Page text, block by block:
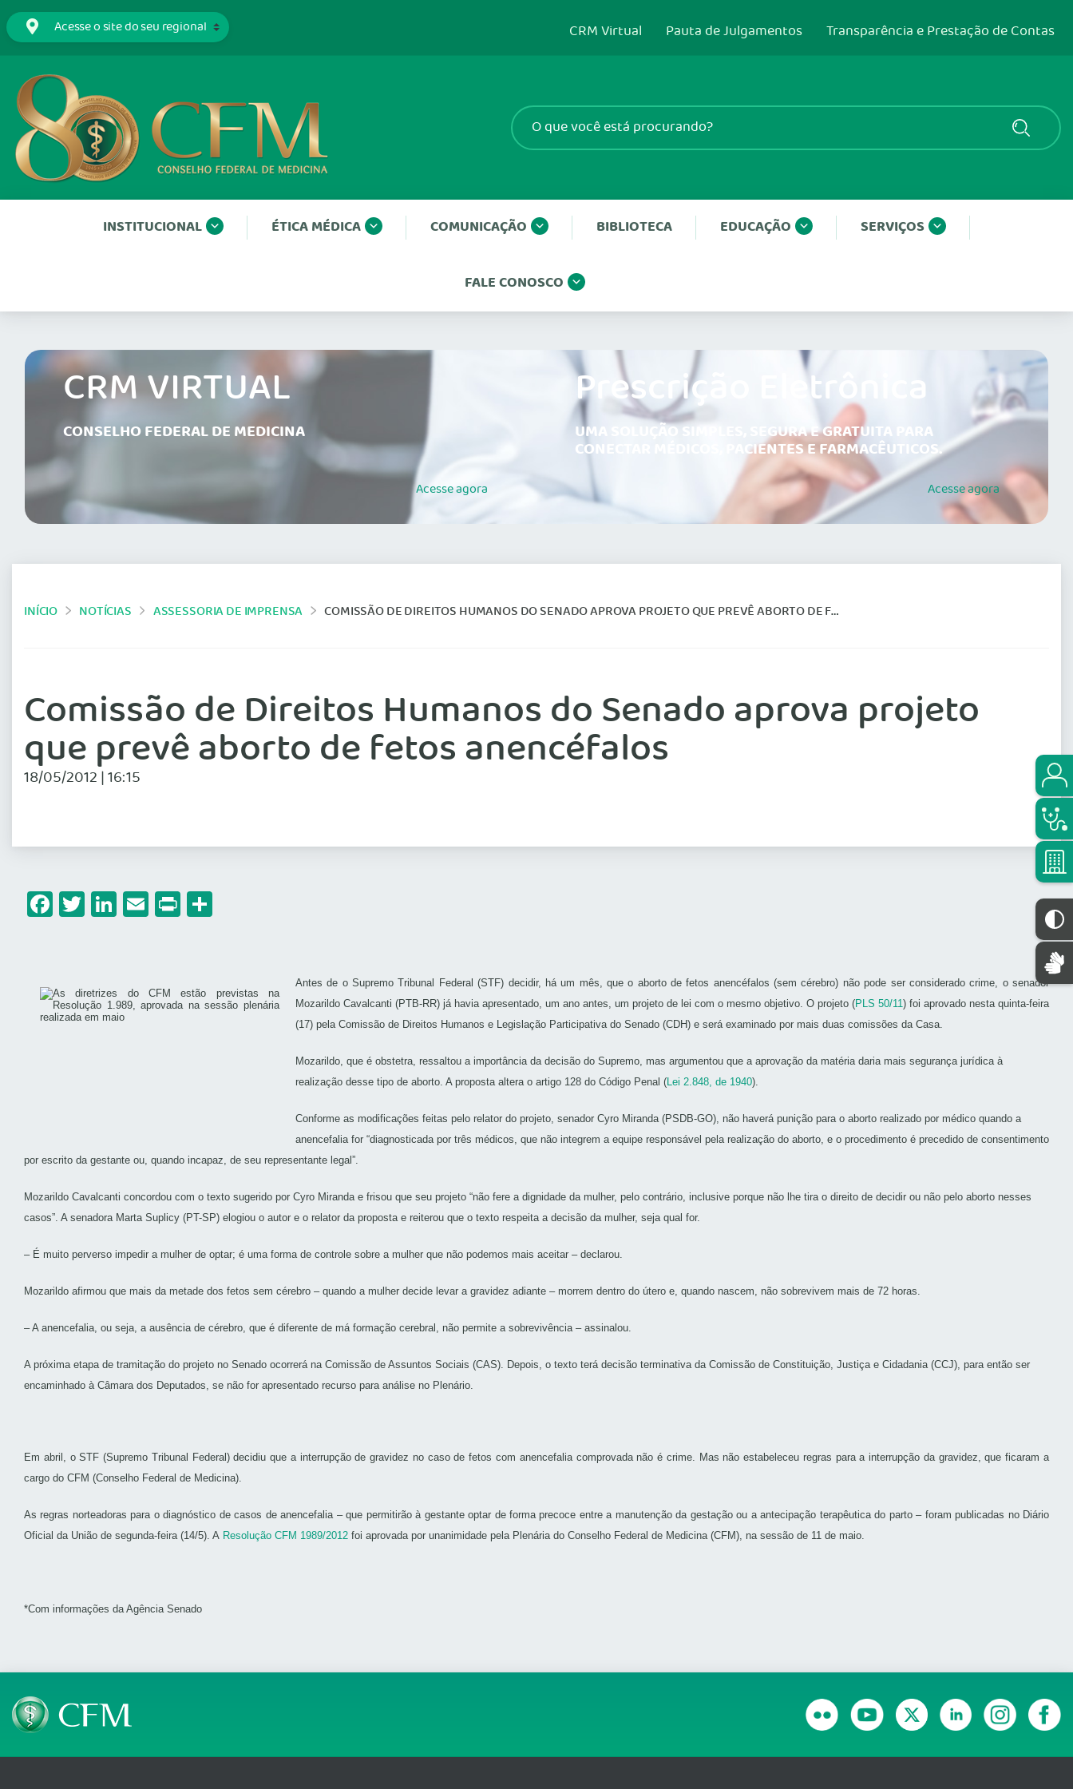
CRM Virtual Pauta de Julgamentos Transparência e Prestação de Contas
INSTITUCIONAL ÉTICA MÉDICA COMUNICAÇÃO BIBLIOTECA EDUCAÇÃO SERVIÇOS
FALE CONOSCO
CRM VIRTUAL
CONSELHO FEDERAL DE MEDICINA
Acesseagora
Prescrição Eletrônica
UMA SOLUÇÃO SIMPLES, SEGURA E GRATUITA PARA
CONECTAR MÉDICOS, PACIENTES E FARMACÊUTICOS.
Acesseagora
INÍCIO NOTÍCIAS ASSESSORIA DE IMPRENSA COMISSÃO DE DIREITOS HUMANOS DO SENADO APROVA PROJETO QUE PREVÊ ABORTO DE FETOS ANENCÉFALOS
Comissão de Direitos Humanos do Senado aprova projeto
que prevê aborto de fetos anencéfalos
18/05/2012 | 16:15
Facebook
Twitter
LinkedIn
Email
Print
Antes de o Supremo Tribunal Federal (STF) decidir, há um mês, que o aborto de fetos anencéfalos (sem cérebro) não pode ser considerado crime, o senador
Mozarildo Cavalcanti (PTB-RR) já havia apresentado, um ano antes, um projeto de lei com o mesmo objetivo. O projeto (PLS 50/11) foi aprovado nesta quinta-feira
(17) pela Comissão de Direitos Humanos e Legislação Participativa do Senado (CDH) e será examinado por mais duas comissões da Casa.
Mozarildo, que é obstetra, ressaltou a importância da decisão do Supremo, mas argumentou que a aprovação da matéria daria mais segurança jurídica à
realização desse tipo de aborto. A proposta altera o artigo 128 do Código Penal (Lei 2.848, de 1940).
Conforme as modificações feitas pelo relator do projeto, senador Cyro Miranda (PSDB-GO), não haverá punição para o aborto realizado por médico quando a
anencefalia for “diagnosticada por três médicos, que não integrem a equipe responsável pela realização do aborto, e o procedimento é precedido de consentimento
por escrito da gestante ou, quando incapaz, de seu representante legal”.
Mozarildo Cavalcanti concordou com o texto sugerido por Cyro Miranda e frisou que seu projeto “não fere a dignidade da mulher, pelo contrário, inclusive porque não lhe tira o direito de decidir ou não pelo aborto nesses
casos”. A senadora Marta Suplicy (PT-SP) elogiou o autor e o relator da proposta e reiterou que o texto respeita a decisão da mulher, seja qual for.
– É muito perverso impedir a mulher de optar; é uma forma de controle sobre a mulher que não podemos mais aceitar – declarou.
Mozarildo afirmou que mais da metade dos fetos sem cérebro – quando a mulher decide levar a gravidez adiante – morrem dentro do útero e, quando nascem, não sobrevivem mais de 72 horas.
– A anencefalia, ou seja, a ausência de cérebro, que é diferente de má formação cerebral, não permite a sobrevivência – assinalou.
A próxima etapa de tramitação do projeto no Senado ocorrerá na Comissão de Assuntos Sociais (CAS). Depois, o texto terá decisão terminativa da Comissão de Constituição, Justiça e Cidadania (CCJ), para então ser
encaminhado à Câmara dos Deputados, se não for apresentado recurso para análise no Plenário.
Em abril, o STF (Supremo Tribunal Federal) decidiu que a interrupção de gravidez no caso de fetos com anencefalia comprovada não é crime. Mas não estabeleceu regras para a interrupção da gravidez, que ficaram a
cargo do CFM (Conselho Federal de Medicina).
As regras norteadoras para o diagnóstico de casos de anencefalia – que permitirão à gestante optar de forma precoce entre a manutenção da gestação ou a antecipação terapêutica do parto – foram publicadas no Diário
Oficial da União de segunda-feira (14/5). A Resolução CFM 1989/2012 foi aprovada por unanimidade pela Plenária do Conselho Federal de Medicina (CFM), na sessão de 11 de maio.
*Com informações da Agência Senado